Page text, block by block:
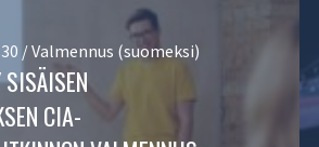
/ Valmennus (suomeksi)
CIA-